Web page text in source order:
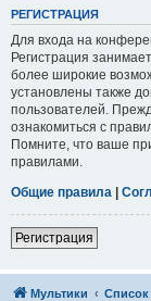
РЕГИСТРАЦИЯ
Для входа на
Регистрация
более широкие
установлены также
пользователей.
ознакомиться с
Помните, что ваше
правилами.
Общие правила |
Регистрация
Мультики